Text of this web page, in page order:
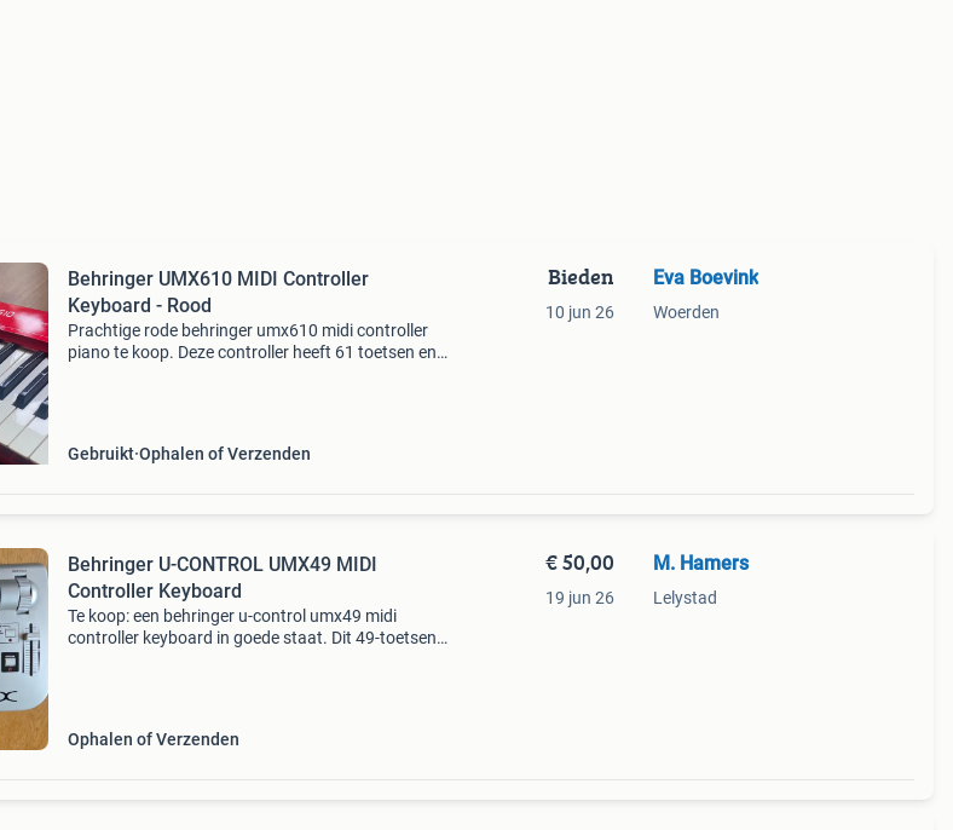
Behringer UMX610 MIDI Controller
Keyboard - Rood
Prachtige rode behringer umx610 midi controller
piano te koop. Deze controller heeft 61 toetsen en
Gebruikt Ophalen of Verzenden
Bieden
10 jun 26
Eva Boevink
Woerden
Behringer U-CONTROL UMX49 MIDI
Controller Keyboard
Te koop: een behringer u-control umx49 midi
controller keyboard in goede staat. Dit 49-toetsen
Ophalen of Verzenden
€ 50,00
19 jun 26
M. Hamers
Lelystad